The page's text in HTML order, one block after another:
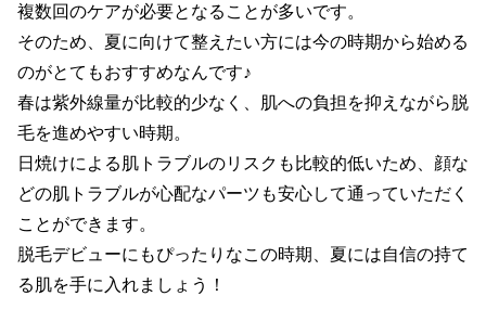
複数回のケアが必要となることが多いです。
そのため、夏に向けて整えたい方には今の時期から始める
のがとてもおすすめなんです♪
春は紫外線量が比較的少なく、肌への負担を抑えながら脱
毛を進めやすい時期。
日焼けによる肌トラブルのリスクも比較的低いため、顔な
どの肌トラブルが心配なパーツも安心して通っていただく
ことができます。
脱毛デビューにもぴったりなこの時期、夏には自信の持て
る肌を手に入れましょう！